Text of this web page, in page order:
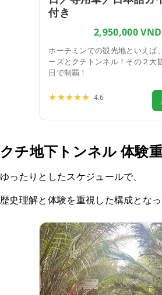
付き
2,950,000 VND
ホーチミンでの観光地といえば
ーズとクチトンネル！その２大
日で制覇！
★★★★★ 4.6
クチ地下トンネル 体験
ゆったりとしたスケジュールで、
歴史理解と体験を重視した構成となっ